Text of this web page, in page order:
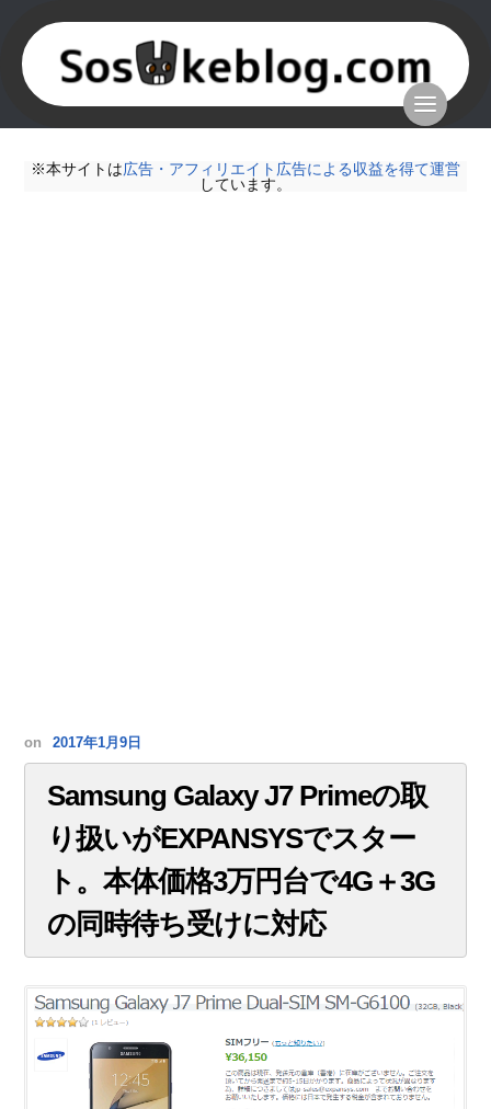
※本サイトは広告・アフィリエイト広告による収益を得て運営
しています。
on 2017年1月9日
Samsung Galaxy J7 Primeの取
り扱いがEXPANSYSでスター
ト。本体価格3万円台で4G＋3G
の同時待ち受けに対応